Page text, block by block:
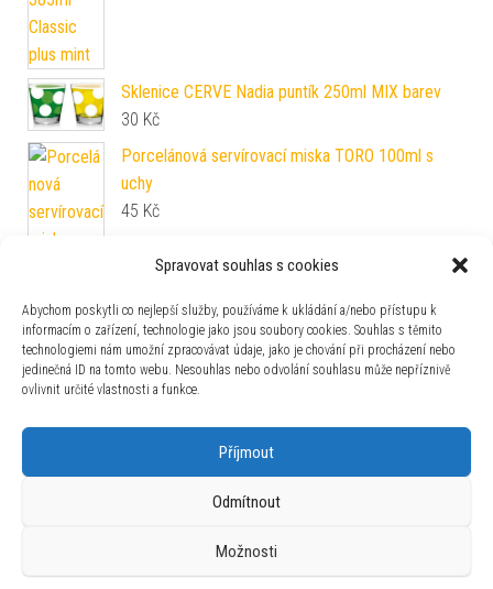
Spravovat souhlas s cookies
Abychom poskytli co nejlepší služby, používáme k ukládání a/nebo přístupu k
informacím o zařízení, technologie jako jsou soubory cookies. Souhlas s těmito
technologiemi nám umožní zpracovávat údaje, jako je chování při procházení nebo
jedinečná ID na tomto webu. Nesouhlas nebo odvolání souhlasu může nepříznivě
ovlivnit určité vlastnosti a funkce.
Příjmout
Odmítnout
Možnosti
Sklenice CERVE Nadia puntík 250ml MIX barev
30 Kč
Porcelánová servírovací miska TORO 100ml s
uchy
45 Kč
Skleněný džbán s víčkem TORO 1,5l botanica
119 Kč
Skleněný džbán s víčkem TORO 1,5l MIX barev
79Kč